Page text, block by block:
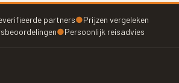
partners●Prijzen vergeleken
●Persoonlijk reisadvies